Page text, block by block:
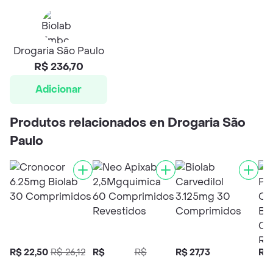
Drogaria São Paulo
R$ 236,70
Adicionar
Produtos relacionados en Drogaria São
Paulo
R$ 22,50 R$ 26,12
R$
R$
R$ 27,73
R$